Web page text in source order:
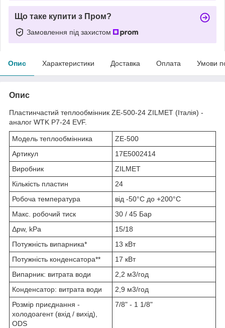
Що таке купити з Пром?
Замовлення під захистом
Опис Характеристики Доставка Оплата Умови
Опис
Пластинчастий теплообмінник ZE-500-24 ZILMET (Італія) -
аналог WTK P7-24 EVF.
Модель теплообмінника
ZE-500
Артикул
17E5002414
Виробник
ZILMET
Кількість пластин
24
Робоча температура
від -50°C до +200°C
Макс. робочий тиск
30 / 45 Бар
Δpw, kPa
15/18
Потужність випарника*
13 кВт
Потужність конденсатора**
17 кВт
Випарник: витрата води
2,2 м3/год
Конденсатор: витрата води
2,9 м3/год
Розмір приєднання -
холодоагент (вхід / вихід),
ODS
7/8" - 1 1/8"